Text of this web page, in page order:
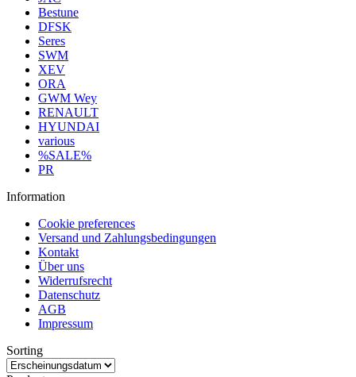
Bestune
DFSK
Seres
SWM
XEV
ORA
GWM Wey
RENAULT
HYUNDAI
various
%SALE%
PR
Information
Cookie preferences
Versand und Zahlungsbedingungen
Kontakt
Über uns
Widerrufsrecht
Datenschutz
AGB
Impressum
Sorting